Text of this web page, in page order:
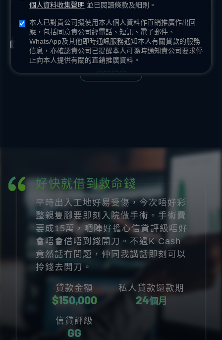
個人資料收集聲明 並已閱讀條款及細則。
本人已對貴公司擬使用本人個人資料作直銷推廣作出回
應，包括同意貴公司經電話、短訊、電子郵件、
WhatsApp及其他即時通訊服務通知本人有關貸款的服務
信息，亦確認貴公司已提醒本人可隨時通知貴公司要求停
止向本人提供有關的直銷推廣資料。
所收集資料均會保密，作貸款申請用途。
方便好用嘅網上貸款
本身預咗筆錢找卡數，點知投資遇到
意外搞到啲流動現金砸住咗。唯有去
搵借貸公司幫手，網上申請完K
Cash之後好快就有個貸款Plan畀
我，年利率同還款期都好合理即刻我
就網上簽咗約，轉個頭FPS就收到筆
錢！
貸款金額
$150,000
私人貸款還款期
24個月
信貸評級
EE